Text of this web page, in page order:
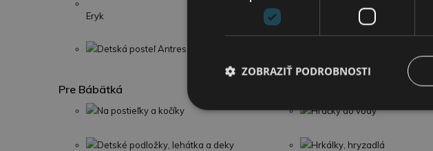
Eryk
Drevená posteľ CONTINENTAL
Detská posteľ Antresola D
Pre Bábätká
Na postieľky a kočíky Hračky do vody
Detské podložky, lehátka a deky Hrkálky, hryzadlá
ZOBRAZIŤ PODROBNOSTI